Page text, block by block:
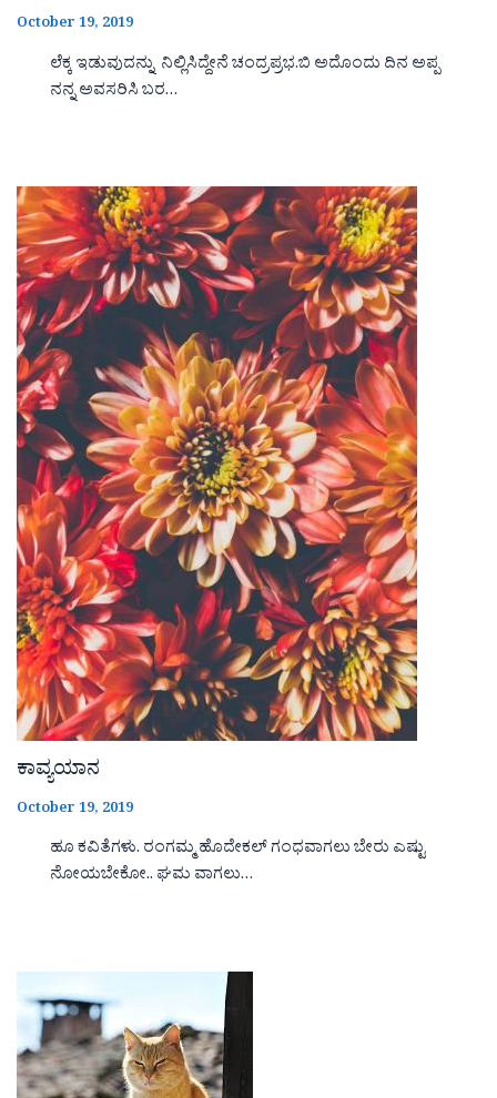
October 19, 2019
ಲೆಕ್ಕ ಇಡುವುದನ್ನು ನಿಲ್ಲಿಸಿದ್ದೇನೆ ಚಂದ್ರಪ್ರಭ.ಬಿ ಅದೊಂದು ದಿನ ಅಪ್ಪ
ನನ್ನ ಅವಸರಿಸಿ ಬರ…
ಕಾವ್ಯಯಾನ
October 19, 2019
ಹೂ ಕವಿತೆಗಳು. ರಂಗಮ್ಮ ಹೊದೇಕಲ್ ಗಂಧವಾಗಲು ಬೇರು ಎಷ್ಟು
ನೋಯಬೇಕೋ.. ಘಮ ವಾಗಲು…